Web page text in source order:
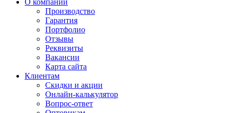
О компании
Производство
Гарантия
Портфолио
Отзывы
Реквизиты
Вакансии
Карта сайта
Клиентам
Скидки и акции
Онлайн-калькулятор
Вопрос-ответ